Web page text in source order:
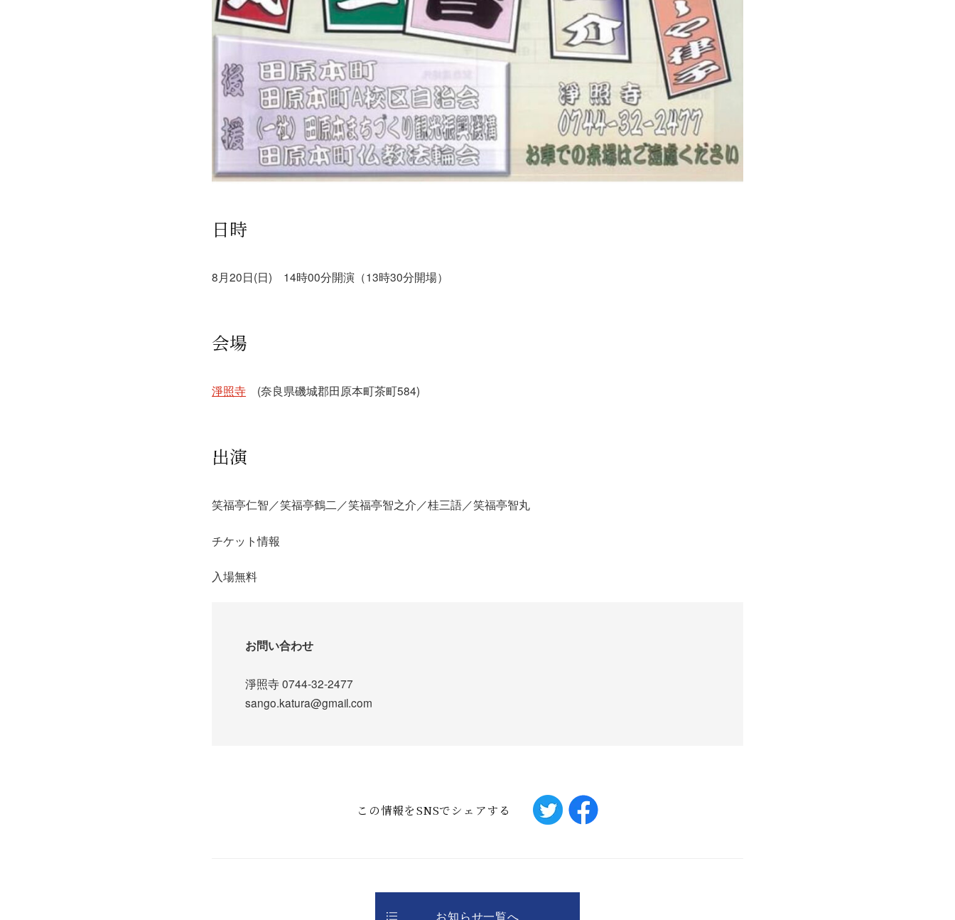
日時
8月20日(日) 14時00分開演（13時30分開場）
会場
淨照寺 (奈良県磯城郡田原本町茶町584)
出演
笑福亭仁智／笑福亭鶴二／笑福亭智之介／桂三語／笑福亭智丸
チケット情報
入場無料
お問い合わせ
淨照寺 0744-32-2477
sango.katura@gmail.com
この情報をSNSでシェアする
お知らせ一覧へ